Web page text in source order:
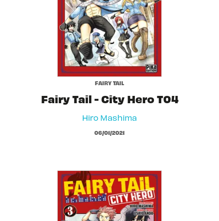
FAIRY TAIL
Fairy Tail - City Hero T04
Hiro Mashima
06/01/2021